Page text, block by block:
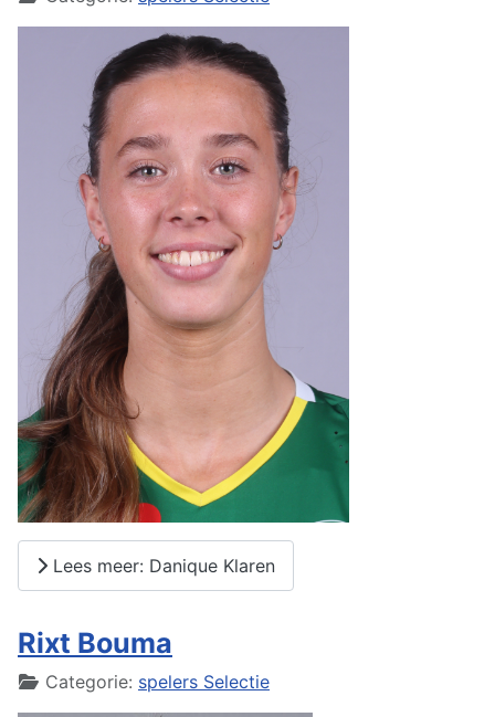
Lees meer: Danique Klaren
Rixt Bouma
DetailsCategorie: spelers Selectie